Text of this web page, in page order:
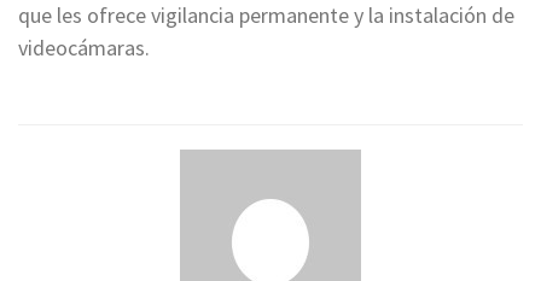
que les ofrece vigilancia permanente y la instalación de
videocámaras.